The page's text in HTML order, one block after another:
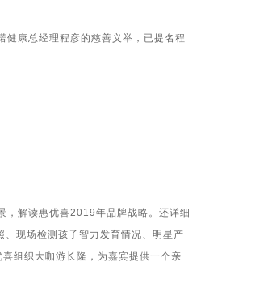
康总经理程彦的慈善义举，已提名程
，解读惠优喜2019年品牌战略。还详细
现场检测孩子智力发育情况、明星产
组织大咖游长隆，为嘉宾提供一个亲